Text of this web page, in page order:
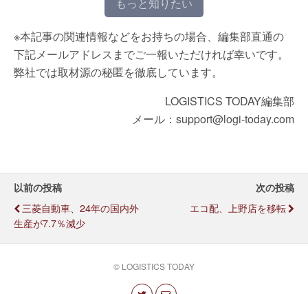
もっと知りたい
※本記事の関連情報などをお持ちの場合、編集部直通の
下記メールアドレスまでご一報いただければ幸いです。
弊社では取材源の秘匿を徹底しています。
LOGISTICS TODAY編集部
メール：support@logi-today.com
以前の投稿
三菱自動車、24年の国内外
生産が7.7％減少
次の投稿
エコ配、上野店を移転
© LOGISTICS TODAY